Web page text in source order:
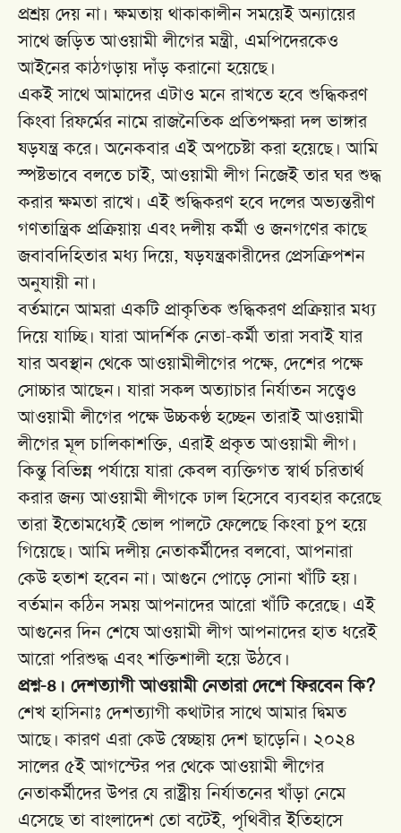
প্রশ্রয় দেয় না। ক্ষমতায় থাকাকালীন সময়েই অন্যায়ের
সাথে জড়িত আওয়ামী লীগের মন্ত্রী, এমপিদেরকেও
আইনের কাঠগড়ায় দাঁড় করানো হয়েছে।
একই সাথে আমাদের এটাও মনে রাখতে হবে শুদ্ধিকরণ
কিংবা রিফর্মের নামে রাজনৈতিক প্রতিপক্ষরা দল ভাঙ্গার
ষড়যন্ত্র করে। অনেকবার এই অপচেষ্টা করা হয়েছে। আমি
স্পষ্টভাবে বলতে চাই, আওয়ামী লীগ নিজেই তার ঘর শুদ্ধ
করার ক্ষমতা রাখে। এই শুদ্ধিকরণ হবে দলের অভ্যন্তরীণ
গণতান্ত্রিক প্রক্রিয়ায় এবং দলীয় কর্মী ও জনগণের কাছে
জবাবদিহিতার মধ্য দিয়ে, ষড়যন্ত্রকারীদের প্রেসক্রিপশন
অনুযায়ী না।
বর্তমানে আমরা একটি প্রাকৃতিক শুদ্ধিকরণ প্রক্রিয়ার মধ্য
দিয়ে যাচ্ছি। যারা আদর্শিক নেতা-কর্মী তারা সবাই যার
যার অবস্থান থেকে আওয়ামীলীগের পক্ষে, দেশের পক্ষে
সোচ্চার আছেন। যারা সকল অত্যাচার নির্যাতন সত্ত্বেও
আওয়ামী লীগের পক্ষে উচ্চকণ্ঠ হচ্ছেন তারাই আওয়ামী
লীগের মূল চালিকাশক্তি, এরাই প্রকৃত আওয়ামী লীগ।
কিন্তু বিভিন্ন পর্যায়ে যারা কেবল ব্যক্তিগত স্বার্থ চরিতার্থ
করার জন্য আওয়ামী লীগকে ঢাল হিসেবে ব্যবহার করেছে
তারা ইতোমধ্যেই ভোল পালটে ফেলেছে কিংবা চুপ হয়ে
গিয়েছে। আমি দলীয় নেতাকর্মীদের বলবো, আপনারা
কেউ হতাশ হবেন না। আগুনে পোড়ে সোনা খাঁটি হয়।
বর্তমান কঠিন সময় আপনাদের আরো খাঁটি করেছে। এই
আগুনের দিন শেষে আওয়ামী লীগ আপনাদের হাত ধরেই
আরো পরিশুদ্ধ এবং শক্তিশালী হয়ে উঠবে।
প্রশ্ন-৪। দেশত্যাগী আওয়ামী নেতারা দেশে ফিরবেন কি?
শেখ হাসিনাঃ দেশত্যাগী কথাটার সাথে আমার দ্বিমত
আছে। কারণ এরা কেউ স্বেচ্ছায় দেশ ছাড়েনি। ২০২৪
সালের ৫ই আগস্টের পর থেকে আওয়ামী লীগের
নেতাকর্মীদের উপর যে রাষ্ট্রীয় নির্যাতনের খাঁড়া নেমে
এসেছে তা বাংলাদেশ তো বটেই, পৃথিবীর ইতিহাসে